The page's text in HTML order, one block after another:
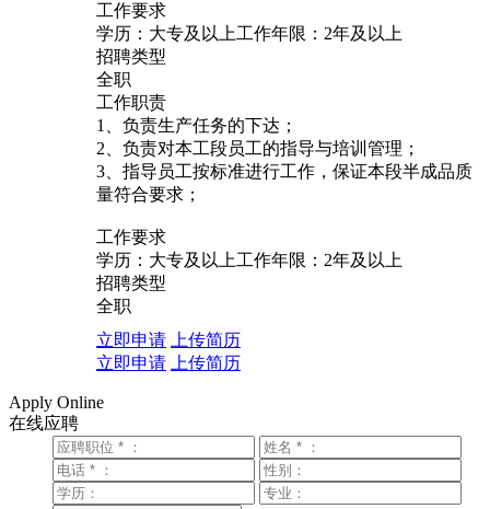
工作要求
学历：大专及以上工作年限：2年及以上
招聘类型
全职
工作职责
1、负责生产任务的下达；
2、负责对本工段员工的指导与培训管理；
3、指导员工按标准进行工作，保证本段半成品质
量符合要求；
工作要求
学历：大专及以上工作年限：2年及以上
招聘类型
全职
立即申请
上传简历
立即申请
上传简历
Apply Online
在线应聘